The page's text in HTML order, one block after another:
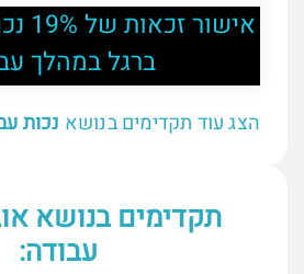
ברגל במהלך
הצג עוד תקדימים בנושא נכות
תקדימים בנושא
עבודה: